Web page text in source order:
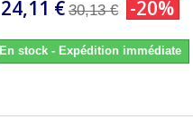
24,11 € 30,13 € -20%
En stock - Expédition immédiate